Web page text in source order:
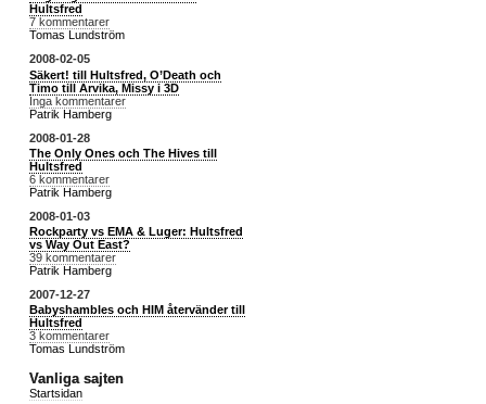
Hultsfred
7 kommentarer
Tomas Lundström
2008-02-05
Säkert! till Hultsfred, O’Death och
Timo till Arvika, Missy i 3D
Inga kommentarer
Patrik Hamberg
2008-01-28
The Only Ones och The Hives till
Hultsfred
6 kommentarer
Patrik Hamberg
2008-01-03
Rockparty vs EMA & Luger: Hultsfred
vs Way Out East?
39 kommentarer
Patrik Hamberg
2007-12-27
Babyshambles och HIM återvänder till
Hultsfred
3 kommentarer
Tomas Lundström
Vanliga sajten
Startsidan